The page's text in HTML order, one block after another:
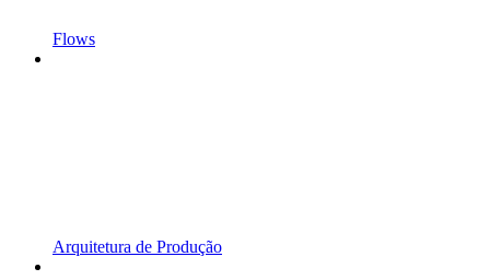
Flows
Arquitetura de Produção